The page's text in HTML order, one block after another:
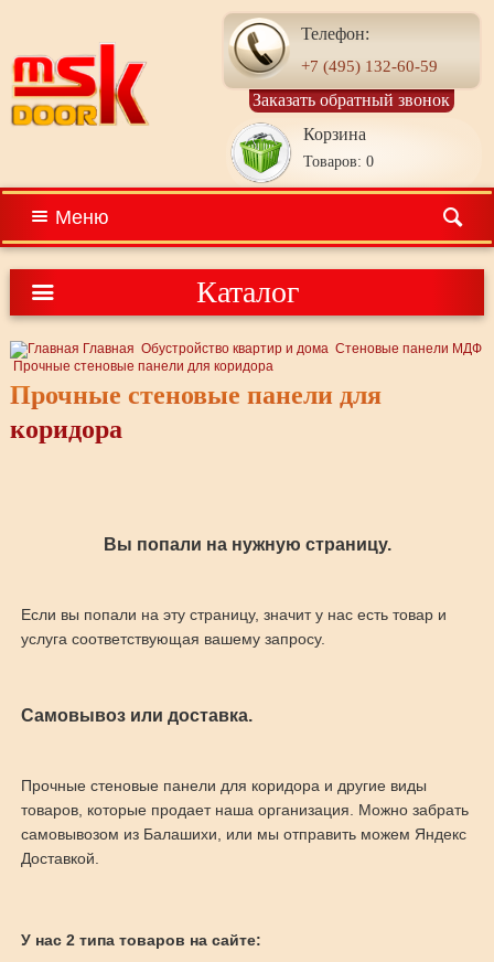
Телефон:
+7 (495) 132-60-59
Заказать обратный звонок
Корзина
Товаров: 0
Меню
Каталог
Главная Обустройство квартир и дома Стеновые панели МДФ
Прочные стеновые панели для коридора
Прочные стеновые панели для
коридора
Вы попали на нужную страницу.
Если вы попали на эту страницу, значит у нас есть товар и
услуга соответствующая вашему запросу.
Самовывоз или доставка.
Прочные стеновые панели для коридора и другие виды
товаров, которые продает наша организация. Можно забрать
самовывозом из Балашихи, или мы отправить можем Яндекс
Доставкой.
У нас 2 типа товаров на сайте: